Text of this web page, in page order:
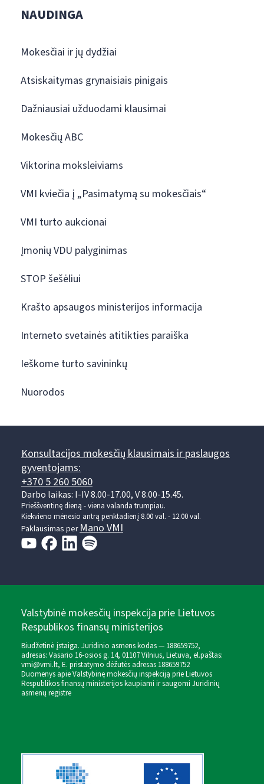
NAUDINGA
Mokesčiai ir jų dydžiai
Atsiskaitymas grynaisiais pinigais
Dažniausiai užduodami klausimai
Mokesčių ABC
Viktorina moksleiviams
VMI kviečia į „Pasimatymą su mokesčiais“
VMI turto aukcionai
Įmonių VDU palyginimas
STOP šešėliui
Krašto apsaugos ministerijos informacija
Interneto svetainės atitikties paraiška
Ieškome turto savininkų
Nuorodos
Konsultacijos mokesčių klausimais ir paslaugos
gyventojams:
+370 5 260 5060
Darbo laikas: I-IV 8.00-17.00, V 8.00-15.45.
Prieššventinę dieną - viena valanda trumpiau.
Kiekvieno mėnesio antrą penktadienį 8.00 val. - 12.00 val.
Paklausimas perMano VMI
Valstybinė mokesčių inspekcija prie Lietuvos
Respublikos finansų ministerijos
Biudžetinė įstaiga. Juridinio asmens kodas — 188659752,
adresas: Vasario 16-osios g. 14, 01107 Vilnius, Lietuva, el.paštas:
vmi@vmi.lt, E. pristatymo dėžutės adresas 188659752
Duomenys apie Valstybinę mokesčių inspekciją prie Lietuvos
Respublikos finansų ministerijos kaupiami ir saugomi Juridinių
asmenų registre